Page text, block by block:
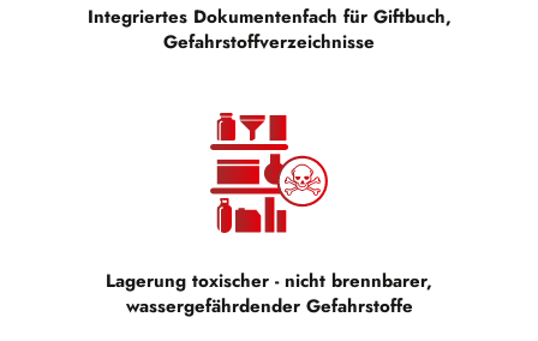
Integriertes Dokumentenfach für Giftbuch,
Gefahrstoffverzeichnisse
Lagerung toxischer - nicht brennbarer,
wassergefährdender Gefahrstoffe